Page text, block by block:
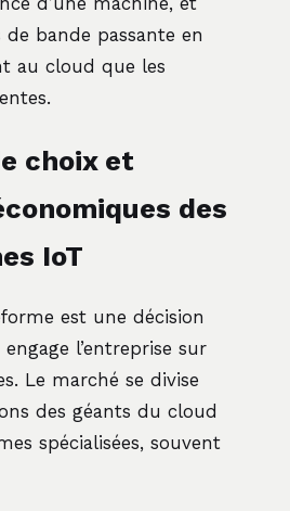
bande passante en
au cloud que les
choix et
des
IoT
est une décision
l’entreprise sur
Le marché se divise
des géants du cloud
spécialisées, souvent